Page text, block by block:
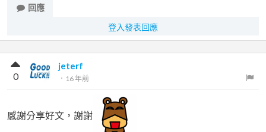
回應
登入發表回應
jeterf
． 16 年前
0
感謝分享好文，謝謝